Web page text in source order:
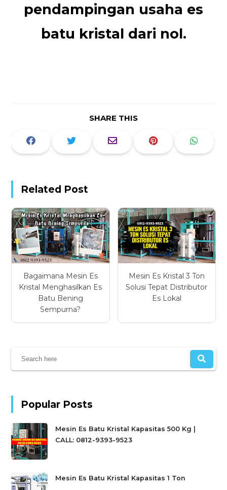
pendampingan usaha es
batu kristal dari nol.
SHARE THIS
Related Post
Bagaimana Mesin Es
Kristal Menghasilkan Es
Batu Bening
Sempurna?
Mesin Es Kristal 3 Ton
Solusi Tepat Distributor
Es Lokal
Popular Posts
Mesin Es Batu Kristal Kapasitas 500 Kg |
CALL: 0812-9393-9523
Mesin Es Batu Kristal Kapasitas 1 Ton